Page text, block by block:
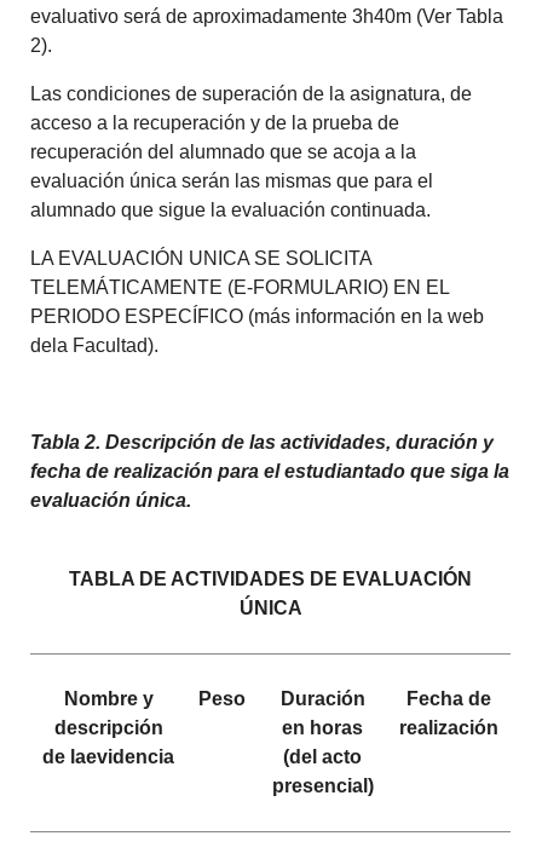
evaluativo será de aproximadamente 3h40m (Ver Tabla
2).
Las condiciones de superación de la asignatura, de
acceso a la recuperación y de la prueba de
recuperación del alumnado que se acoja a la
evaluación única serán las mismas que para el
alumnado que sigue la evaluación continuada.
LA EVALUACIÓN UNICA SE SOLICITA
TELEMÁTICAMENTE (E-FORMULARIO) EN EL
PERIODO ESPECÍFICO (más información en la web
dela Facultad).
Tabla 2. Descripción de las actividades, duración y
fecha de realización para el estudiantado que siga la
evaluación única.
TABLA DE ACTIVIDADES DE EVALUACIÓN
ÚNICA
Nombre y
descripción
de laevidencia
Peso
Duración
en horas
(del acto
presencial)
Fecha de
realización